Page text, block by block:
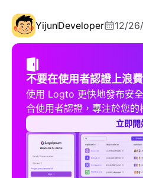
YijunDeveloper 12/
不要在使用者認證上浪
使用 Logto 更快地發布安
合使用者認證，專注於您的
立即開